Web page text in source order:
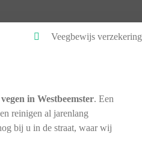
Veegbewijs verzekering
in Westbeemster. Een
reinigen al jarenlang
bij u in de straat, waar wij